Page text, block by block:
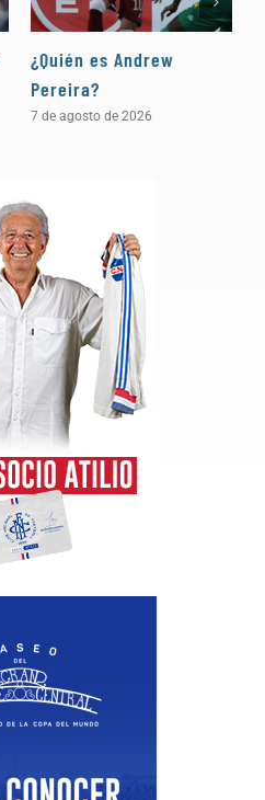
¿Quién es Andrew
Pereira?
7 de agosto de 2026